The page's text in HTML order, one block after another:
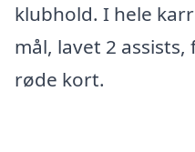
klubhold. I hele
mål, lavet 2
røde kort.